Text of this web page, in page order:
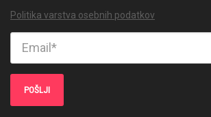
Politika varstva osebnih podatkov